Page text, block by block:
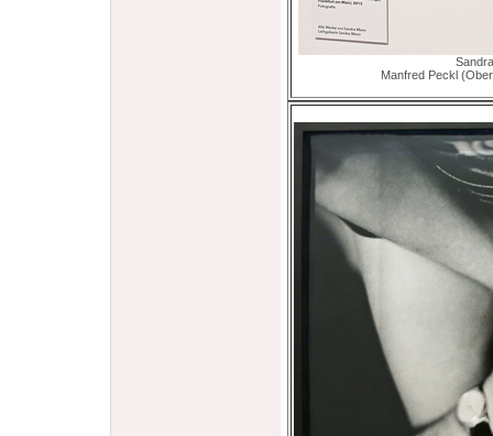
Manfred Peckl